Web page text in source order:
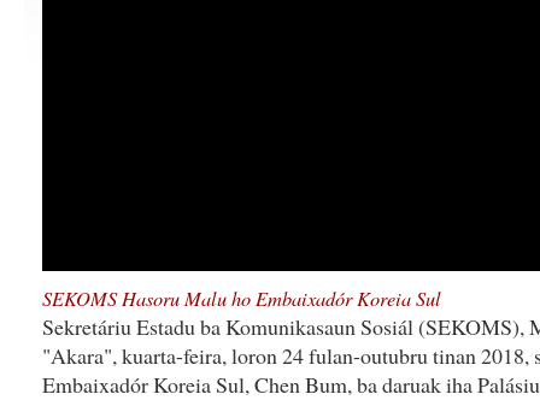
SEKOMS Hasoru Malu ho Embaixadór Koreia Sul
Sekretáriu Estadu ba Komunikasaun Sosiál (SEKOMS),
"Akara", kuarta-feira, loron 24 fulan-outubru tinan 2018,
Embaixadór Koreia Sul, Chen Bum, ba daruak iha